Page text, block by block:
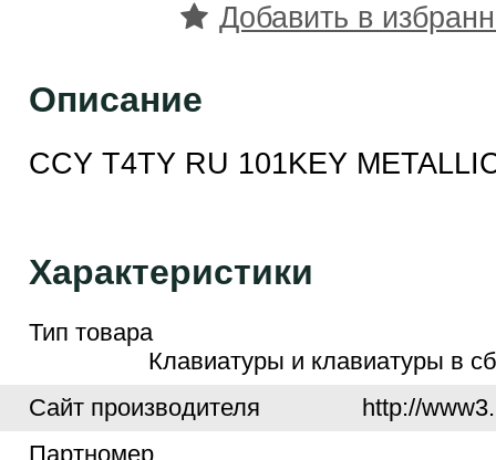
Добавить в
Описание
CCY T4TY RU 101KEY
Характеристики
Тип товара
Клавиатуры и клавиатуры в
Cайт производителя
http://
Партномер